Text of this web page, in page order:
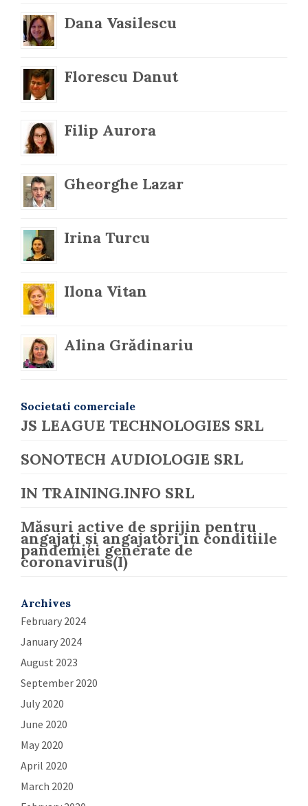
Dana Vasilescu
Florescu Danut
Filip Aurora
Gheorghe Lazar
Irina Turcu
Ilona Vitan
Alina Grădinariu
Societati comerciale
JS LEAGUE TECHNOLOGIES SRL
SONOTECH AUDIOLOGIE SRL
IN TRAINING.INFO SRL
Măsuri active de sprijin pentru
angajați și angajatori in conditiile
pandemiei generate de
coronavirus(I)
Archives
February 2024
January 2024
August 2023
September 2020
July 2020
June 2020
May 2020
April 2020
March 2020